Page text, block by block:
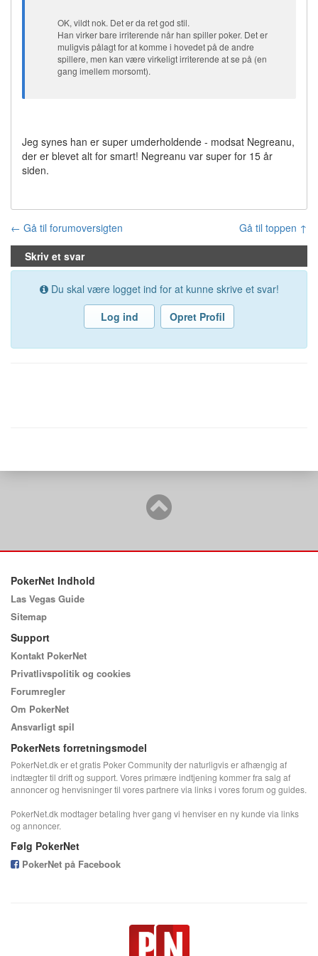
OK, vildt nok. Det er da ret god stil.
Han virker bare irriterende når han spiller poker. Det er
muligvis pålagt for at komme i hovedet på de andre
spillere, men kan være virkeligt irriterende at se på (en
gang imellem morsomt).
Jeg synes han er super umderholdende - modsat Negreanu,
der er blevet alt for smart! Negreanu var super for 15 år
siden.
← Gå til forumoversigten
Gå til toppen ↑
Skriv et svar
Du skal være logget ind for at kunne skrive et svar!
Log ind
Opret Profil
PokerNet Indhold
Las Vegas Guide
Sitemap
Support
Kontakt PokerNet
Privatlivspolitik og cookies
Forumregler
Om PokerNet
Ansvarligt spil
PokerNets forretningsmodel
PokerNet.dk er et gratis Poker Community der naturligvis er afhængig af
indtægter til drift og support. Vores primære indtjening kommer fra salg af
annoncer og henvisninger til vores partnere via links i vores forum og guides.
PokerNet.dk modtager betaling hver gang vi henviser en ny kunde via links
og annoncer.
Følg PokerNet
PokerNet på Facebook